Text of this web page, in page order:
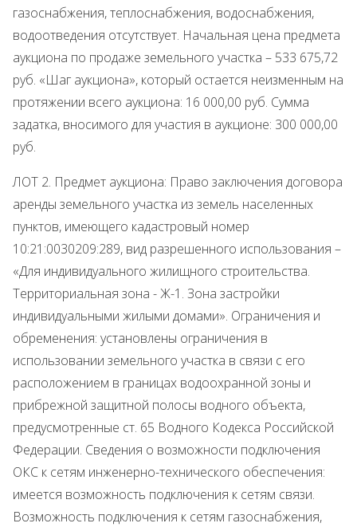
газоснабжения, теплоснабжения, водоснабжения,
водоотведения отсутствует. Начальная цена предмета
аукциона по продаже земельного участка – 533 675,72
руб. «Шаг аукциона», который остается неизменным на
протяжении всего аукциона: 16 000,00 руб. Сумма
задатка, вносимого для участия в аукционе: 300 000,00
руб.
ЛОТ 2. Предмет аукциона: Право заключения договора
аренды земельного участка из земель населенных
пунктов, имеющего кадастровый номер
10:21:0030209:289, вид разрешенного использования –
«Для индивидуального жилищного строительства.
Территориальная зона - Ж-1. Зона застройки
индивидуальными жилыми домами». Ограничения и
обременения: установлены ограничения в
использовании земельного участка в связи с его
расположением в границах водоохранной зоны и
прибрежной защитной полосы водного объекта,
предусмотренные ст. 65 Водного Кодекса Российской
Федерации. Сведения о возможности подключения
ОКС к сетям инженерно-технического обеспечения:
имеется возможность подключения к сетям связи.
Возможность подключения к сетям газоснабжения,